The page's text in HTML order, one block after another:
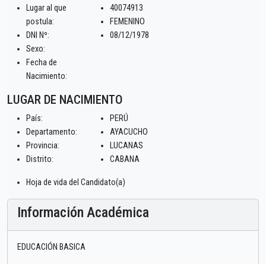
Lugar al que
postula:
DNI Nº:
Sexo:
Fecha de
Nacimiento:
40074913
FEMENINO
08/12/1978
LUGAR DE NACIMIENTO
País:
Departamento:
Provincia:
Distrito:
PERÚ
AYACUCHO
LUCANAS
CABANA
Hoja de vida del Candidato(a)
Información Académica
EDUCACIÓN BASICA